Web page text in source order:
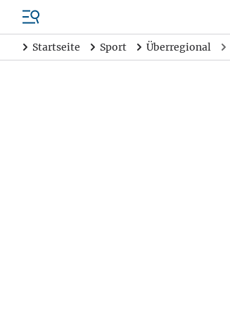
Startseite Sport Überregional